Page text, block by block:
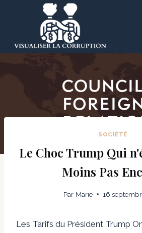
SOCIÉTÉ
Le Choc Trump Qui
Moins Pas
Par Marie 16
Les Tarifs du Président Trump